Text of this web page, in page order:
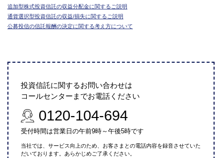
追加型株式投資信託の収益分配金に関するご説明
通貨選択型投資信託の収益/損失に関するご説明
公募投信の信託報酬の決定に関する考え方について
投資信託に関するお問い合わせは
コールセンターまでお電話ください
0120-104-694
受付時間は営業日の午前9時～午後5時です
当社では、サービス向上のため、お客さまとの電話内容を録音させていた
だいております。あらかじめご了承ください。